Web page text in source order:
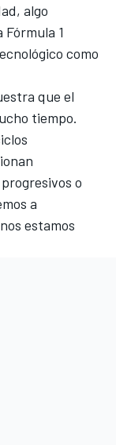
algo
1
como
que el
tiempo.
o
a
estamos